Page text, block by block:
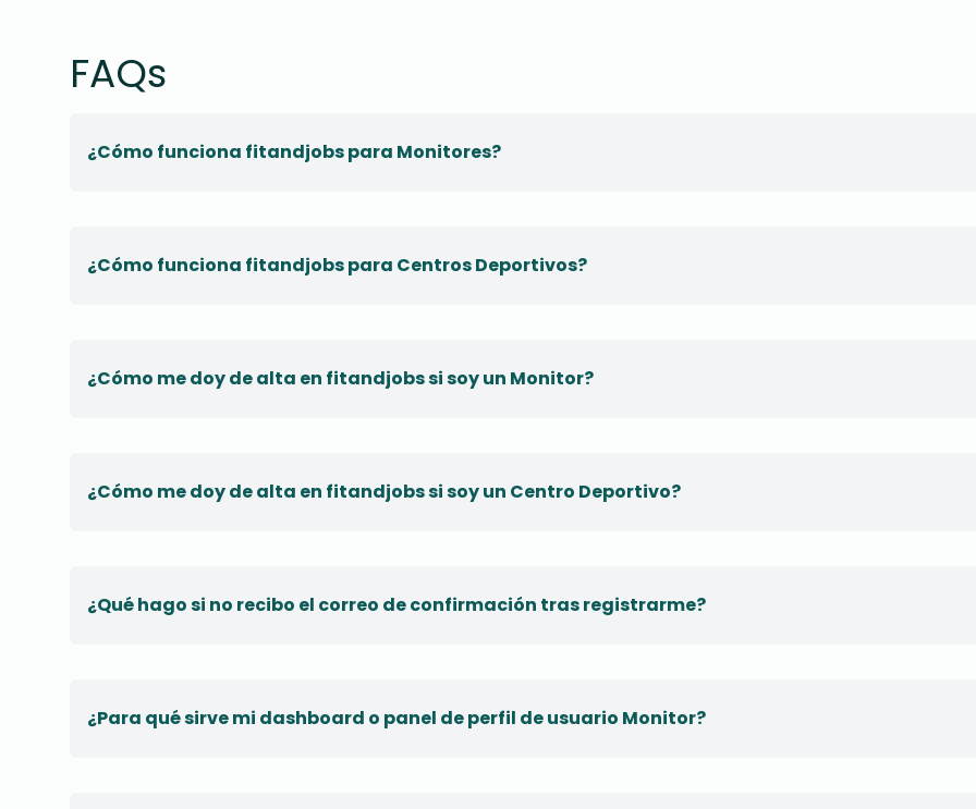
FAQs
¿Cómo funciona fitandjobs para Monitores?
¿Cómo funciona fitandjobs para Centros Deportivos?
¿Cómo me doy de alta en fitandjobs si soy un Monitor?
¿Cómo me doy de alta en fitandjobs si soy un Centro Deportivo?
¿Qué hago si no recibo el correo de confirmación tras registrarme?
¿Para qué sirve mi dashboard o panel de perfil de usuario Monitor?